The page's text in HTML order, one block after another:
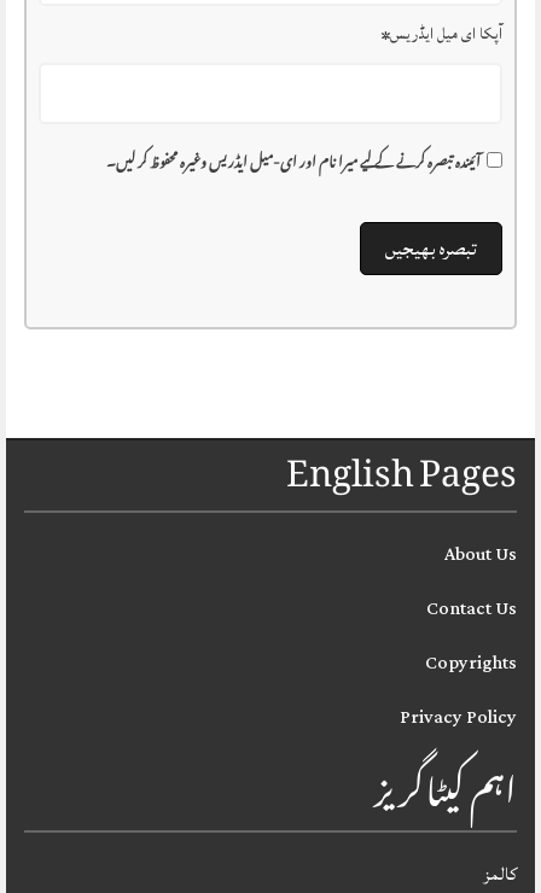
آپکا ای میل ایڈریس*
آئیندہ تبصرہ کرنے کے لیے میرا نام اور ای-میل ایڈریس وغیرہ محفوظ کر لیں۔
English Pages
About Us
Contact Us
Copyrights
Privacy Policy
اہم کیٹاگریز
کالمز